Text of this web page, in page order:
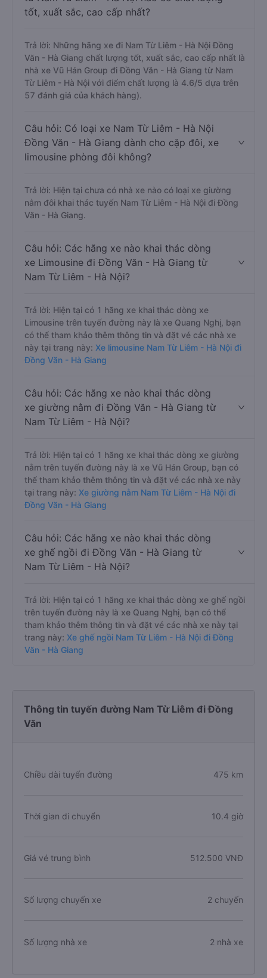
tốt, xuất sắc, cao cấp nhất?
Trả lời: Những hãng xe đi Nam Từ Liêm - Hà Nội Đồng
Văn - Hà Giang chất lượng tốt, xuất sắc, cao cấp nhất là
nhà xe Vũ Hán Group đi Đồng Văn - Hà Giang từ Nam
Từ Liêm - Hà Nội với điểm chất lượng là 4.6/5 dựa trên
57 đánh giá của khách hàng).
Câu hỏi: Có loại xe Nam Từ Liêm - Hà Nội
Đồng Văn - Hà Giang dành cho cặp đôi, xe
limousine phòng đôi không?
Trả lời: Hiện tại chưa có nhà xe nào có loại xe giường
nằm đôi khai thác tuyến Nam Từ Liêm - Hà Nội đi Đồng
Văn - Hà Giang.
Câu hỏi: Các hãng xe nào khai thác dòng
xe Limousine đi Đồng Văn - Hà Giang từ
Nam Từ Liêm - Hà Nội?
Trả lời: Hiện tại có 1 hãng xe khai thác dòng xe
Limousine trên tuyến đường này là xe Quang Nghị, bạn
có thể tham khảo thêm thông tin và đặt vé các nhà xe
này tại trang này: Xe limousine Nam Từ Liêm - Hà Nội đi
Đồng Văn - Hà Giang
Câu hỏi: Các hãng xe nào khai thác dòng
xe giường nằm đi Đồng Văn - Hà Giang từ
Nam Từ Liêm - Hà Nội?
Trả lời: Hiện tại có 1 hãng xe khai thác dòng xe giường
nằm trên tuyến đường này là xe Vũ Hán Group, bạn có
thể tham khảo thêm thông tin và đặt vé các nhà xe này
tại trang này: Xe giường nằm Nam Từ Liêm - Hà Nội đi
Đồng Văn - Hà Giang
Câu hỏi: Các hãng xe nào khai thác dòng
xe ghế ngồi đi Đồng Văn - Hà Giang từ
Nam Từ Liêm - Hà Nội?
Trả lời: Hiện tại có 1 hãng xe khai thác dòng xe ghế ngồi
trên tuyến đường này là xe Quang Nghị, bạn có thể
tham khảo thêm thông tin và đặt vé các nhà xe này tại
trang này: Xe ghế ngồi Nam Từ Liêm - Hà Nội đi Đồng
Văn - Hà Giang
Thông tin tuyến đường Nam Từ Liêm đi Đồng
Văn
Chiều dài tuyến đường 475 km
Thời gian di chuyển 10.4 giờ
Giá vé trung bình 512.500 VNĐ
Số lượng chuyến xe 2 chuyến
Số lượng nhà xe 2 nhà xe